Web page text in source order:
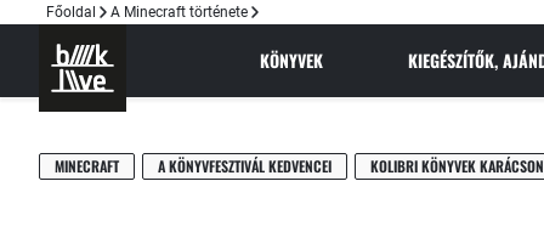
Főoldal A Minecraft története
KÖNYVEK KIEGÉSZÍTŐK,
MINECRAFT A KÖNYVFESZTIVÁL KEDVENCEI KOLIBRI KÖNYVEK